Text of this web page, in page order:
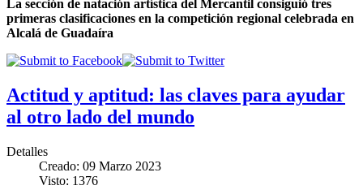
La sección de natación artística del Mercantil consiguió tres
primeras clasificaciones en la competición regional celebrada en
Alcalá de Guadaíra
Actitud y aptitud: las claves para ayudar
al otro lado del mundo
Detalles
Creado: 09 Marzo 2023
Visto: 1376